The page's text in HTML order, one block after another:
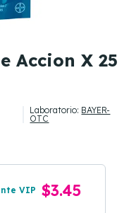
Accion X 25
Laboratorio: BAYER-
OTC
VIP $3.45